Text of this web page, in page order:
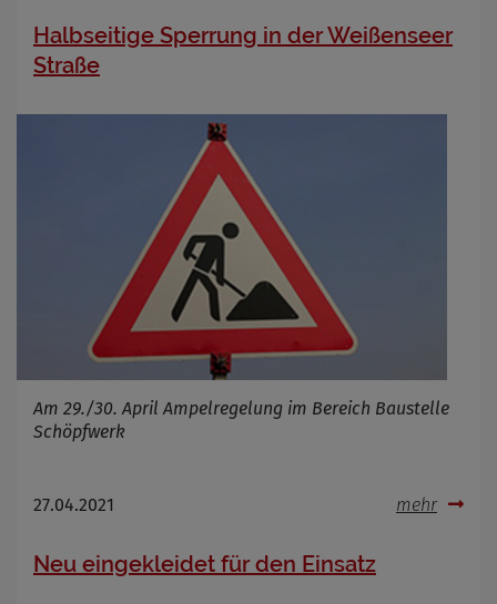
Halbseitige Sperrung in der Weißenseer
Straße
Am 29./30. April Ampelregelung im Bereich Baustelle
Schöpfwerk
27.04.2021 mehr
Neu eingekleidet für den Einsatz